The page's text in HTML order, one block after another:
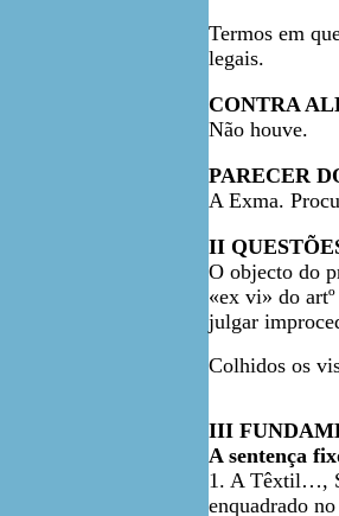
Termos em
legais.
CONTRA
Não houve.
PARECER
A Exma.
II
O objecto do
«ex vi» do
julgar
Colhidos os
III
A sentença
1. A Têxtil…,
enquadrado